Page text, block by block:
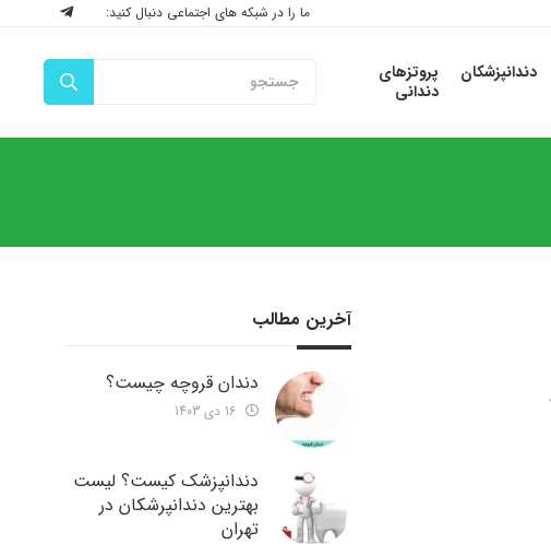
ما را در شبکه های اجتماعی دنبال کنید:
دندانپزشکان
پروتزهای
دندانی
آخرین مطالب
دندان قروچه چیست؟
دندانپزشک کیست؟ لیست
بهترین دندانپرشکان در
تهران